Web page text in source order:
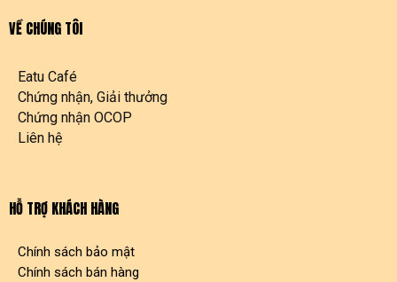
VỀ CHÚNG TÔI
Eatu Café
Chứng nhận, Giải thưởng
Chứng nhận OCOP
Liên hệ
HỖ TRỢ KHÁCH HÀNG
Chính sách bảo mật
Chính sách bán hàng